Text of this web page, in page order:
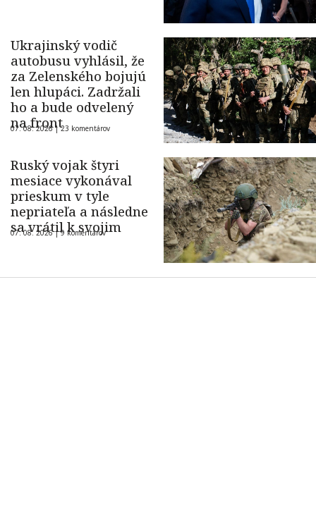
Ukrajinský vodič
autobusu vyhlásil, že
za Zelenského bojujú
len hlupáci. Zadržali
ho a bude odvelený
na front
07. 08. 2026 |23 komentárov
Ruský vojak štyri
mesiace vykonával
prieskum v tyle
nepriateľa a následne
sa vrátil k svojim
07. 08. 2026 |9 komentárov